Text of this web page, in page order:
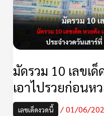
มัดรวม 10 เลขเ
เอาไปรวยก่อนห
เลขเด็ดงวดนี้ /01/06/
เด็ด
งวด
1/
มา
ให้
ไป
รวย